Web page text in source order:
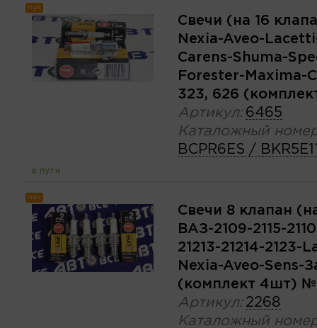
ngk
Свечи (на 16
Nexia-Aveo-
Carens-Shuma-
Forester-Maxima-
323, 626
Артикул: 6465
Каталожный
BCPR6ES /
в пути
ngk
Свечи 8 клапан
ВАЗ-2109-2115-
21213-21214-2123-
Nexia-Aveo-Sens-
(комплект 4шт)
Артикул: 2268
Каталожный